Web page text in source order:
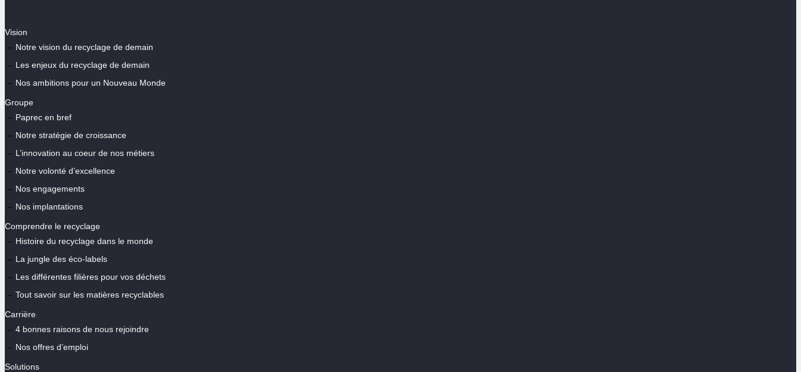
Vision
Notre vision du recyclage de demain
Les enjeux du recyclage de demain
Nos ambitions pour un Nouveau Monde
Groupe
Paprec en bref
Notre stratégie de croissance
L’innovation au coeur de nos métiers
Notre volonté d’excellence
Nos engagements
Nos implantations
Comprendre le recyclage
Histoire du recyclage dans le monde
La jungle des éco-labels
Les différentes filières pour vos déchets
Tout savoir sur les matières recyclables
Carrière
4 bonnes raisons de nous rejoindre
Nos offres d’emploi
Solutions